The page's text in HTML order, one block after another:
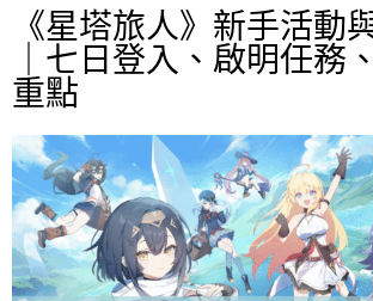
《星塔旅人》新手活動
｜七日登入、啟明任務
重點